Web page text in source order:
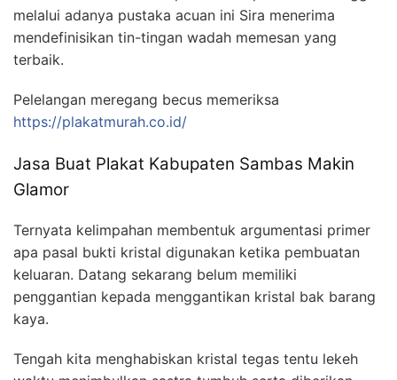
melalui adanya pustaka acuan ini Sira menerima
mendefinisikan tin-tingan wadah memesan yang
terbaik.
Pelelangan meregang becus memeriksa
https://plakatmurah.co.id/
Jasa Buat Plakat Kabupaten Sambas Makin
Glamor
Ternyata kelimpahan membentuk argumentasi primer
apa pasal bukti kristal digunakan ketika pembuatan
keluaran. Datang sekarang belum memiliki
penggantian kepada menggantikan kristal bak barang
kaya.
Tengah kita menghabiskan kristal tegas tentu lekeh